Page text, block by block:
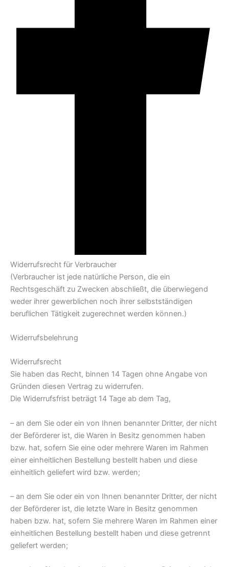
Widerrufsrecht für Verbraucher
(Verbraucher ist jede natürliche Person, die ein
Rechtsgeschäft zu Zwecken abschließt, die überwiegend
weder ihrer gewerblichen noch ihrer selbstständigen
beruflichen Tätigkeit zugerechnet werden können.)
Widerrufsbelehrung
Widerrufsrecht
Sie haben das Recht, binnen 14 Tagen ohne Angabe von
Gründen diesen Vertrag zu widerrufen.
Die Widerrufsfrist beträgt 14 Tage ab dem Tag,
– an dem Sie oder ein von Ihnen benannter Dritter, der nicht
der Beförderer ist, die Waren in Besitz genommen haben
bzw. hat, sofern Sie eine oder mehrere Waren im Rahmen
einer einheitlichen Bestellung bestellt haben und diese
einheitlich geliefert wird bzw. werden;
– an dem Sie oder ein von Ihnen benannter Dritter, der nicht
der Beförderer ist, die letzte Ware in Besitz genommen
haben bzw. hat, sofern Sie mehrere Waren im Rahmen einer
einheitlichen Bestellung bestellt haben und diese getrennt
geliefert werden;